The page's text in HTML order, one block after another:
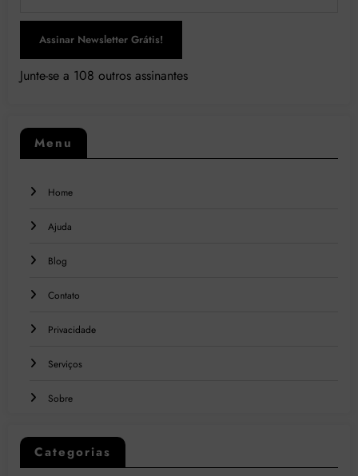
Assinar Newsletter Grátis!
Junte-se a 108 outros assinantes
Menu
Home
Ajuda
Blog
Contato
Privacidade
Serviços
Sobre
Categorias